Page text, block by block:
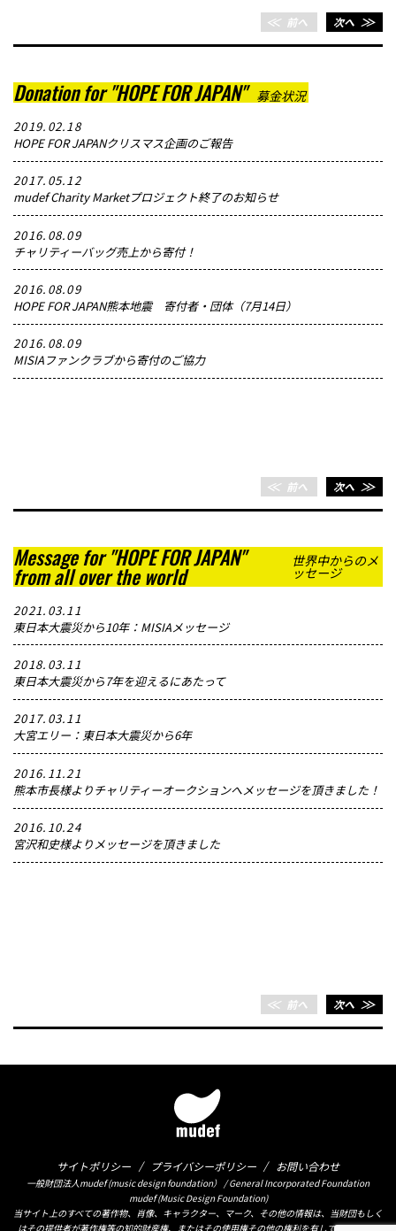
＜＜前へ 次へ＞＞
Donation for "HOPE FOR JAPAN" 募金状況
2019.02.18
HOPE FOR JAPANクリスマス企画のご報告
2017.05.12
mudef Charity Marketプロジェクト終了のお知らせ
2016.08.09
チャリティーバッグ売上から寄付！
2016.08.09
HOPE FOR JAPAN熊本地震 寄付者・団体（7月14日）
2016.08.09
MISIAファンクラブから寄付のご協力
＜＜前へ 次へ＞＞
Message for "HOPE FOR JAPAN"
from all over the world
世界中からのメ
ッセージ
2021.03.11
東日本大震災から10年：MISIAメッセージ
2018.03.11
東日本大震災から7年を迎えるにあたって
2017.03.11
大宮エリー：東日本大震災から6年
2016.11.21
熊本市長様よりチャリティーオークションへメッセージを頂きました！
2016.10.24
宮沢和史様よりメッセージを頂きました
＜＜前へ 次へ＞＞
サイトポリシー プライバシーポリシー お問い合わせ
一般財団法人mudef (music design foundation） / General Incorporated Foundation
mudef (Music Design Foundation)
当サイト上のすべての著作物、肖像、キャラクター、マーク、その他の情報は、当財団もしく
はその提供者が著作権等の知的財産権、またはその使用権その他の権利を有しております。